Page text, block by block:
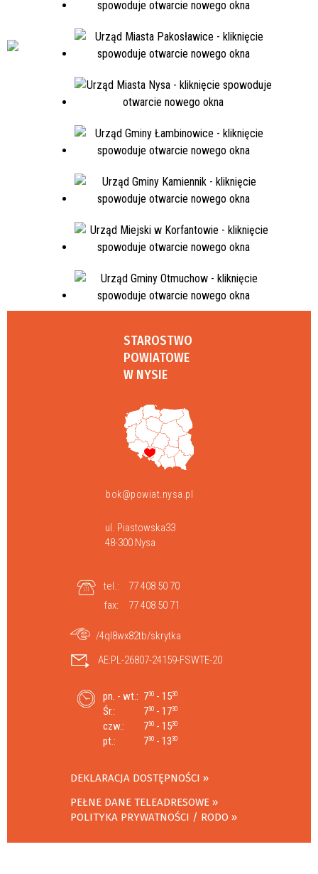
STAROSTWO
POWIATOWE
W NYSIE
bok@powiat.nysa.pl
ul. Piastowska33
48-300 Nysa
tel.:
77 408 50 70
fax:
77 408 50 71
/4ql8wx82tb/skrytka
AE:PL-26807-24159-FSWTE-20
pn. - wt.: 730 - 1530
Śr.: 730 - 1730
czw.: 730 - 1530
pt.: 730 - 1330
DEKLARACJA DOSTĘPNOŚCI
PEŁNE DANE TELEADRESOWE
POLITYKA PRYWATNOŚCI / RODO